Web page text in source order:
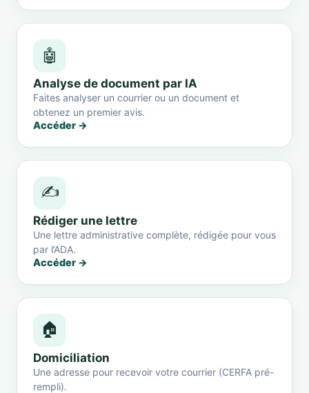
🤖
Analyse de document par IA
Faites analyser un courrier ou un document et
obtenez un premier avis.
Accéder →
✍️
Rédiger une lettre
Une lettre administrative complète, rédigée pour vous
par l’ADA.
Accéder →
🏠
Domiciliation
Une adresse pour recevoir votre courrier (CERFA pré-
rempli).